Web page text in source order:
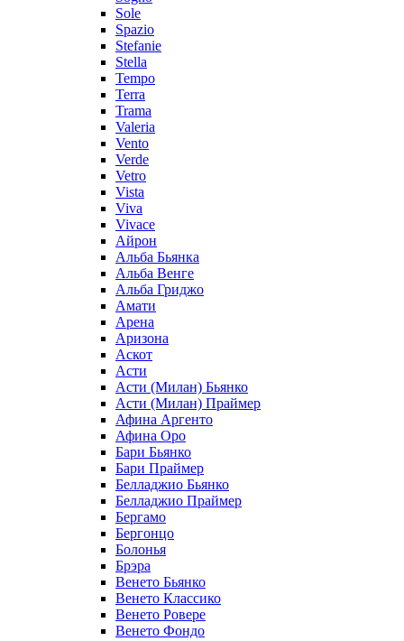
Sole
Spazio
Stefanie
Stella
Tempo
Terra
Trama
Valeria
Vento
Verde
Vetro
Vista
Viva
Vivace
Айрон
Альба Бьянка
Альба Венге
Альба Гриджо
Амати
Арена
Аризона
Аскот
Асти
Асти (Милан) Бьянко
Асти (Милан) Праймер
Афина Аргенто
Афина Оро
Бари Бьянко
Бари Праймер
Белладжио Бьянко
Белладжио Праймер
Бергамо
Бергонцо
Болонья
Брэра
Венето Бьянко
Венето Классико
Венето Ровере
Венето Фондо